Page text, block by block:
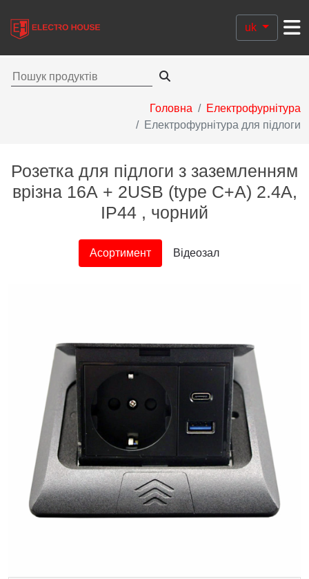
uk
Головна
Електрофурнітура
Електрофурнітура для підлоги
Розетка для підлоги з заземленням
врізна 16А + 2USB (type C+A) 2.4А,
IP44 , чорний
Асортимент Відеозал